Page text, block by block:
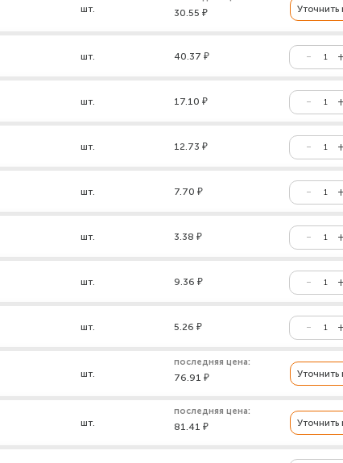
шт. 30.55 ₽ Уточнить
шт. 40.37 ₽
шт. 17.10 ₽
шт. 12.73 ₽
шт. 7.70 ₽
шт. 3.38 ₽
шт. 9.36 ₽
шт. 5.26 ₽
шт.
последняя цена:
76.91 ₽ Уточнить
шт.
последняя цена:
81.41 ₽ Уточнить